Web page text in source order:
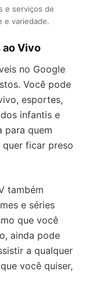
e serviços de
e variedade.
ao Vivo
no Google
Você pode
esportes,
infantis e
para quem
ficar preso
também
e séries
que você
ainda pode
a qualquer
você quiser,